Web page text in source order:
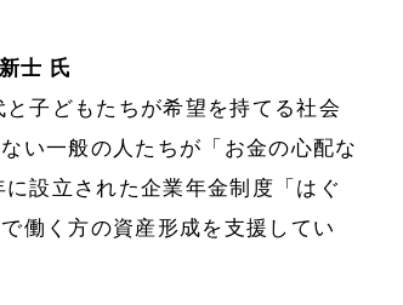
士 氏
子どもたちが希望を持てる社会
い一般の人たちが「お金の心配な
設立された企業年金制度「はぐ
働く方の資産形成を支援してい